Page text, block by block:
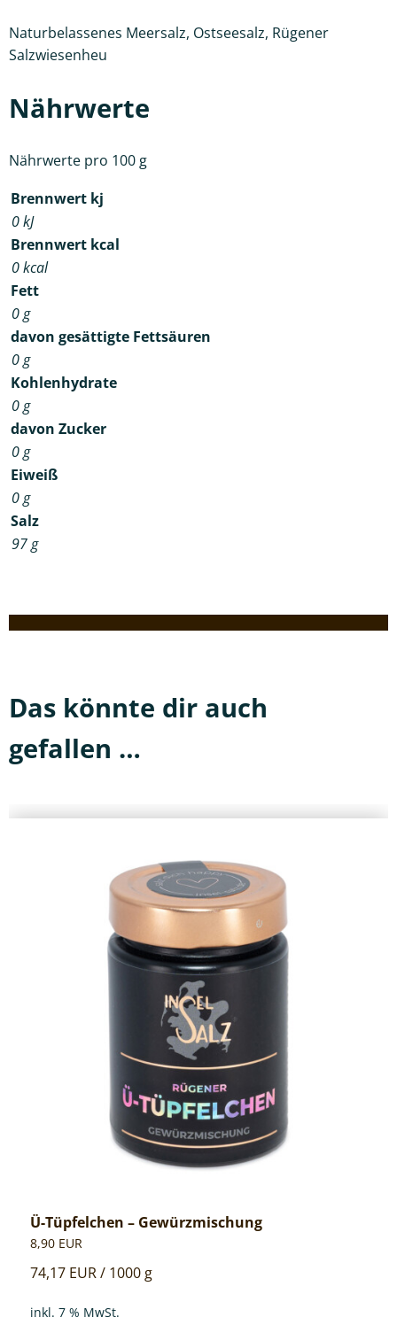
Naturbelassenes Meersalz, Ostseesalz, Rügener
Salzwiesenheu
Nährwerte
Nährwerte pro 100 g
Brennwert kj
0kJ
Brennwert kcal
0kcal
Fett
0g
davon gesättigte Fettsäuren
0g
Kohlenhydrate
0g
davon Zucker
0g
Eiweiß
0g
Salz
97g
Das könnte dir auch
gefallen …
Ü-Tüpfelchen – Gewürzmischung
8,90 EUR
74,17 EUR/ 1000g
inkl. 7 % MwSt.